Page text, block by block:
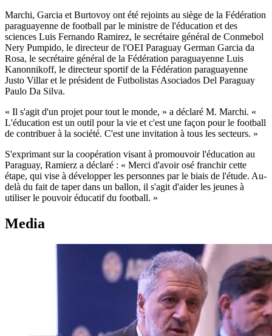
Marchi, Garcia et Burtovoy ont été rejoints au siège de la Fédération
paraguayenne de football par le ministre de l'éducation et des
sciences Luis Fernando Ramirez, le secrétaire général de Conmebol
Nery Pumpido, le directeur de l'OEI Paraguay German Garcia da
Rosa, le secrétaire général de la Fédération paraguayenne Luis
Kanonnikoff, le directeur sportif de la Fédération paraguayenne
Justo Villar et le président de Futbolistas Asociados Del Paraguay
Paulo Da Silva.
« Il s'agit d'un projet pour tout le monde, » a déclaré M. Marchi. «
L'éducation est un outil pour la vie et c'est une façon pour le football
de contribuer à la société. C'est une invitation à tous les secteurs. »
S'exprimant sur la coopération visant à promouvoir l'éducation au
Paraguay, Ramierz a déclaré : « Merci d'avoir osé franchir cette
étape, qui vise à développer les personnes par le biais de l'étude. Au-
delà du fait de taper dans un ballon, il s'agit d'aider les jeunes à
utiliser le pouvoir éducatif du football. »
Media